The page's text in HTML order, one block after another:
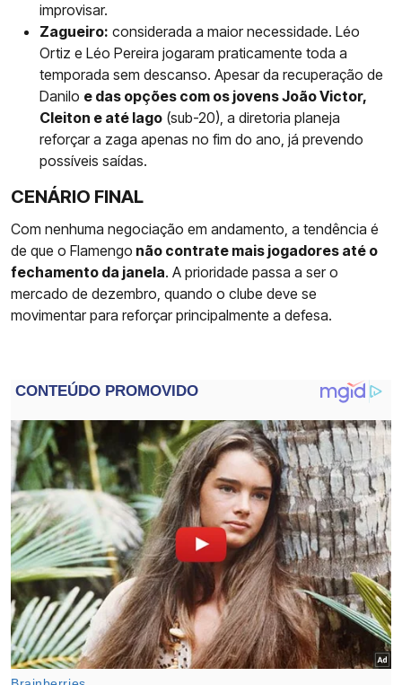
improvisar.
Zagueiro: considerada a maior necessidade. Léo
Ortiz e Léo Pereira jogaram praticamente toda a
temporada sem descanso. Apesar da recuperação de
Danilo e das opções com os jovens João Victor,
Cleiton e até Iago (sub-20), a diretoria planeja
reforçar a zaga apenas no fim do ano, já prevendo
possíveis saídas.
CENÁRIO FINAL
Com nenhuma negociação em andamento, a tendência é
de que o Flamengo não contrate mais jogadores até o
fechamento da janela. A prioridade passa a ser o
mercado de dezembro, quando o clube deve se
movimentar para reforçar principalmente a defesa.